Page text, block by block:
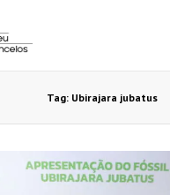
Tag: Ubirajara jubatus